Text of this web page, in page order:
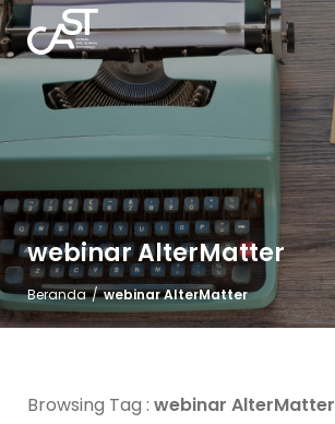
webinar AlterMatter
Beranda / webinar AlterMatter
Browsing Tag : webinar AlterMatter